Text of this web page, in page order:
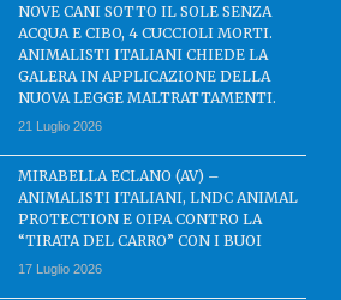
NOVE CANI SOTTO IL SOLE SENZA
ACQUA E CIBO, 4 CUCCIOLI MORTI.
ANIMALISTI ITALIANI CHIEDE LA
GALERA IN APPLICAZIONE DELLA
NUOVA LEGGE MALTRATTAMENTI.
21 Luglio 2026
MIRABELLA ECLANO (AV) –
ANIMALISTI ITALIANI, LNDC ANIMAL
PROTECTION E OIPA CONTRO LA
“TIRATA DEL CARRO” CON I BUOI
17 Luglio 2026